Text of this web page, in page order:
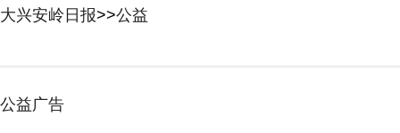
大兴安岭日报>>公益
公益广告